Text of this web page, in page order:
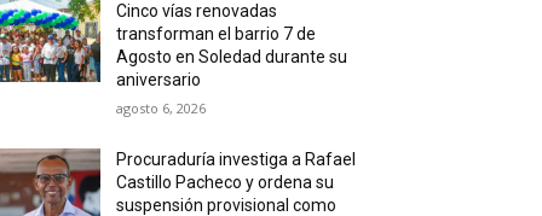
Cinco vías renovadas
transforman el barrio 7 de
Agosto en Soledad durante su
aniversario
agosto 6, 2026
Procuraduría investiga a Rafael
Castillo Pacheco y ordena su
suspensión provisional como